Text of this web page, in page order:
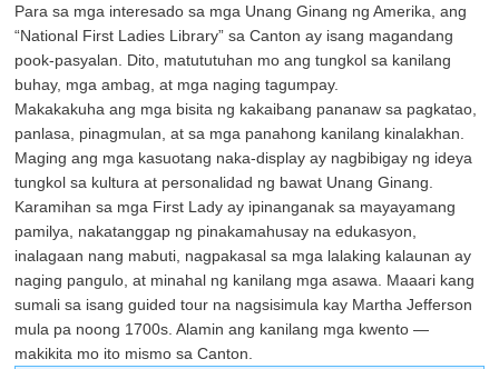
Para sa mga interesado sa mga Unang Ginang ng Amerika, ang
“National First Ladies Library” sa Canton ay isang magandang
pook-pasyalan. Dito, matututuhan mo ang tungkol sa kanilang
buhay, mga ambag, at mga naging tagumpay.
Makakakuha ang mga bisita ng kakaibang pananaw sa pagkatao,
panlasa, pinagmulan, at sa mga panahong kanilang kinalakhan.
Maging ang mga kasuotang naka-display ay nagbibigay ng ideya
tungkol sa kultura at personalidad ng bawat Unang Ginang.
Karamihan sa mga First Lady ay ipinanganak sa mayayamang
pamilya, nakatanggap ng pinakamahusay na edukasyon,
inalagaan nang mabuti, nagpakasal sa mga lalaking kalaunan ay
naging pangulo, at minahal ng kanilang mga asawa. Maaari kang
sumali sa isang guided tour na nagsisimula kay Martha Jefferson
mula pa noong 1700s. Alamin ang kanilang mga kwento —
makikita mo ito mismo sa Canton.